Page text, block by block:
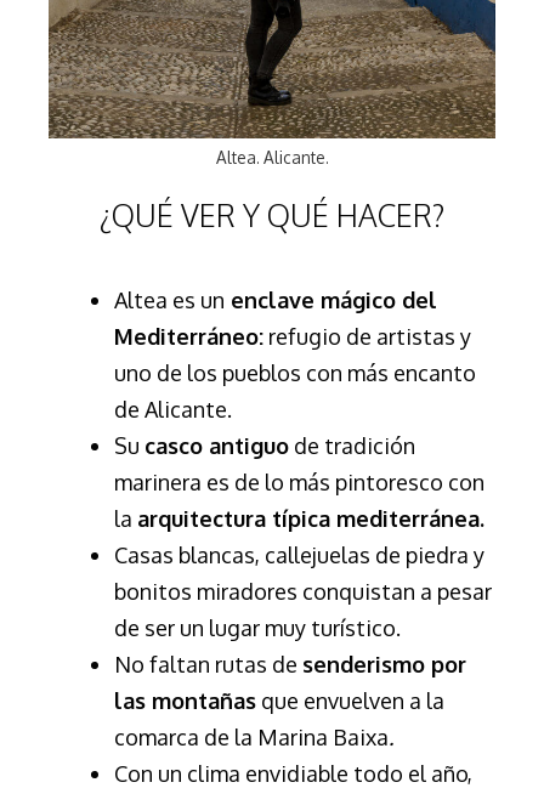
Altea. Alicante.
¿QUÉ VER Y QUÉ HACER?
Altea es un enclave mágico del
Mediterráneo: refugio de artistas y
uno de los pueblos con más encanto
de Alicante.
Su casco antiguo de tradición
marinera es de lo más pintoresco con
la arquitectura típica mediterránea.
Casas blancas, callejuelas de piedra y
bonitos miradores conquistan a pesar
de ser un lugar muy turístico.
No faltan rutas de senderismo por
las montañas que envuelven a la
comarca de la Marina Baixa.
Con un clima envidiable todo el año,